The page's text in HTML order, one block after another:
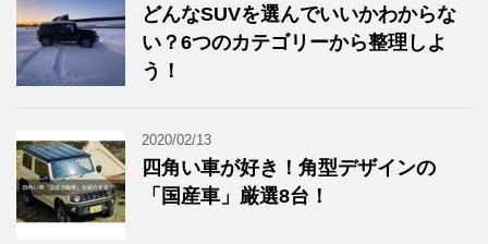
どんなSUVを選んでいいかわからな
い？6つのカテゴリーから整理しよ
う！
2020/02/13
四角い車が好き！角型デザインの
「国産車」厳選8台！